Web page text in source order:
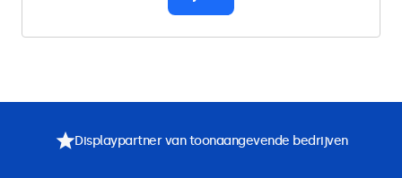
Displaypartner van toonaangevende bedrijven